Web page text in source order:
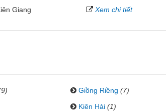
Giang
Xem chi tiết
Giồng Riềng (7)
Kiên Hải (1)